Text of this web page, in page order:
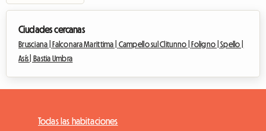
Ciudades cercanas
Brusciana | Falconara Marittima | Campello sul Clitunno | Foligno |Spello |
Asís |
Bastia Umbra
Todas las habitaciones